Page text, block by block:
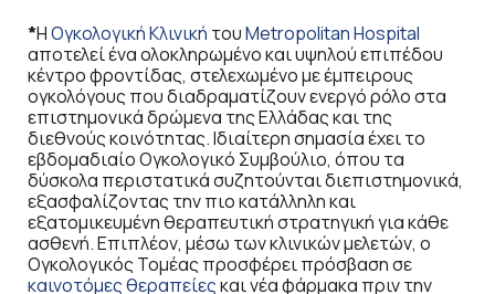
*ΗΟγκολογική Κλινική τουMetropolitan Hospital
αποτελεί ένα ολοκληρωμένο και υψηλού επιπέδου
κέντρο φροντίδας, στελεχωμένο με έμπειρους
ογκολόγους που διαδραματίζουν ενεργό ρόλο στα
επιστημονικά δρώμενα της Ελλάδας και της
διεθνούς κοινότητας. Ιδιαίτερη σημασία έχει το
εβδομαδιαίο Ογκολογικό Συμβούλιο, όπου τα
δύσκολα περιστατικά συζητούνται διεπιστημονικά,
εξασφαλίζοντας την πιο κατάλληλη και
εξατομικευμένη θεραπευτική στρατηγική για κάθε
ασθενή. Επιπλέον, μέσω των κλινικών μελετών, ο
Ογκολογικός Τομέας προσφέρει πρόσβαση σε
καινοτόμες θεραπείεςκαι νέα φάρμακα πριν την